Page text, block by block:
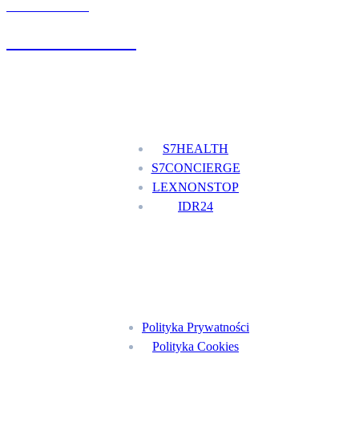
S7HEALTH
S7CONCIERGE
LEXNONSTOP
IDR24
Polityka Prywatności
Polityka Cookies